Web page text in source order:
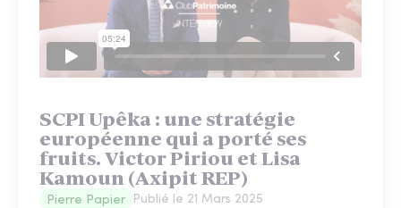
SCPI Upêka : une stratégie
européenne qui a porté ses
fruits. Victor Piriou et Lisa
Kamoun (Axipit REP)
Pierre Papier Publié le 21 Mars 2025